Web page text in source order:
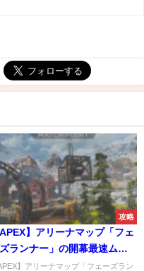
攻略
APEX】アリーナマップ「フェ
ランナー」の開幕最速ムー
【壁ジャンプ】
】アリーナマップ「フェーズラン